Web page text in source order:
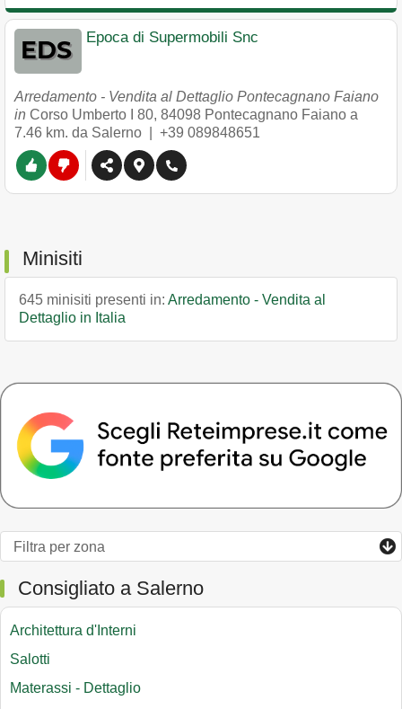
Epoca di Supermobili Snc
Arredamento - Vendita al Dettaglio Pontecagnano Faiano
in Corso Umberto I 80, 84098 Pontecagnano Faiano a
7.46 km. da Salerno | +39 089848651
Minisiti
645 minisiti presenti in: Arredamento - Vendita al
Dettaglio in Italia
Consigliato a Salerno
Architettura d'Interni
Salotti
Materassi - Dettaglio